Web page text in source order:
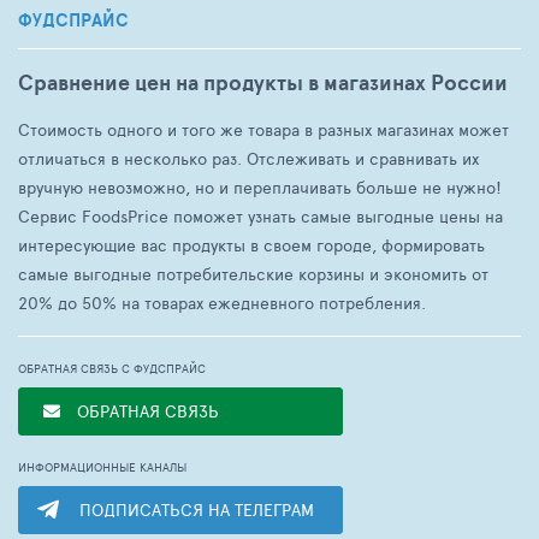
ФУДСПРАЙС
Сравнение цен на продукты в магазинах России
Стоимость одного и того же товара в разных магазинах может
отличаться в несколько раз. Отслеживать и сравнивать их
вручную невозможно, но и переплачивать больше не нужно!
Сервис FoodsPrice поможет узнать самые выгодные цены на
интересующие вас продукты в своем городе, формировать
самые выгодные потребительские корзины и экономить от
20% до 50% на товарах ежедневного потребления.
ОБРАТНАЯ СВЯЗЬ С ФУДСПРАЙС
ОБРАТНАЯ СВЯЗЬ
ИНФОРМАЦИОННЫЕ КАНАЛЫ
ПОДПИСАТЬСЯ НА ТЕЛЕГРАМ